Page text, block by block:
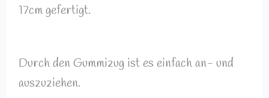
17cm gefertigt.
Durch den Gummizug ist es einfach an- und
auszuziehen.